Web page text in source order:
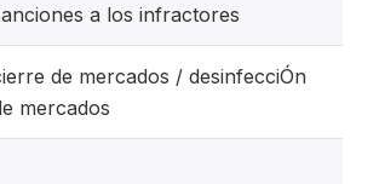
a los infractores
de mercados / desinfecciÓn
mercados